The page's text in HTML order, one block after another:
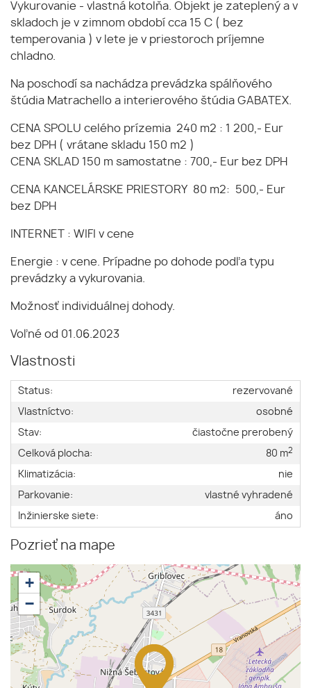
Vykurovanie - vlastná kotolňa. Objekt je zateplený a v
skladoch je v zimnom období cca 15 C ( bez
temperovania ) v lete je v priestoroch príjemne
chladno.
Na poschodí sa nachádza prevádzka spálňového
štúdia Matrachello a interierového štúdia GABATEX.
CENA SPOLU celého prízemia 240 m2 : 1 200,- Eur
bez DPH ( vrátane skladu 150 m2 )
CENA SKLAD 150 m samostatne : 700,- Eur bez DPH
CENA KANCELÁRSKE PRIESTORY 80 m2: 500,- Eur
bez DPH
INTERNET : WIFI v cene
Energie : v cene. Prípadne po dohode podľa typu
prevádzky a vykurovania.
Možnosť individuálnej dohody.
Voľné od 01.06.2023
Vlastnosti
Status:
rezervované
Vlastníctvo:
osobné
Stav:
čiastočne prerobený
Celková plocha:
80 m2
Klimatizácia:
nie
Parkovanie:
vlastné vyhradené
Inžinierske siete:
áno
Pozrieť na mape
+
−